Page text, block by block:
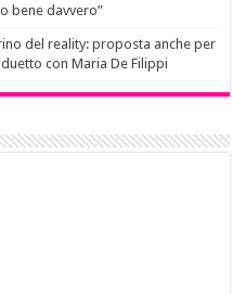
bene davvero”
del reality: proposta anche per
con Maria De Filippi